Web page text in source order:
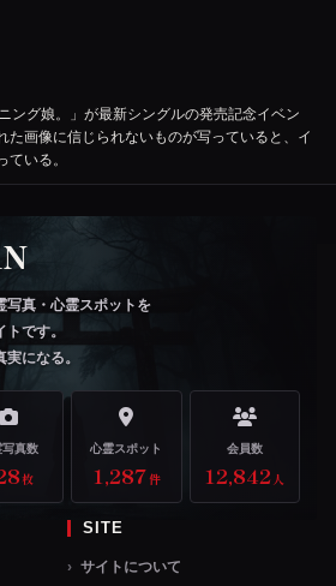
ング娘。」が最新シングルの発売記念イベン
た画像に信じられないものが写っていると、イ
いる。
写真・心霊スポットを
トです。
になる。
写真数
枚
心霊スポット
1,287件
会員数
12,842 人
SITE
サイトについて